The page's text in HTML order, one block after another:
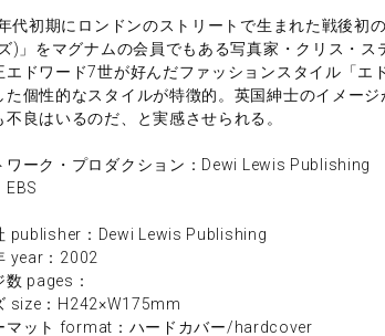
代初期にロンドンのストリートで生まれた戦後初
)」をマグナムの会員でもある写真家・クリス・
エドワード7世が好んだファッションスタイル「エ
た個性的なスタイルが特徴的。英国紳士のイメー
不良はいるのだ、と実感させられる。
ワーク・プロダクション：Dewi Lewis Publishing
EBS
publisher：Dewi Lewis Publishing
year：2002
数 pages：
size：H242×W175mm
マット format：ハードカバー/hardcover